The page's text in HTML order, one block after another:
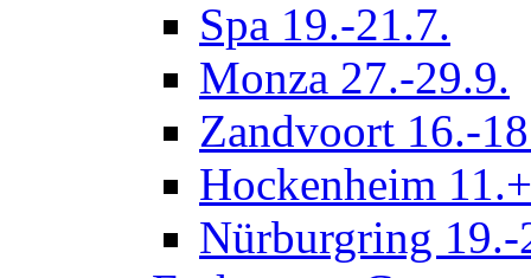
Spa 19.-21.7.
Monza 27.-29.9.
Zandvoort 16.-
Hockenheim
Nürburgring 19.-